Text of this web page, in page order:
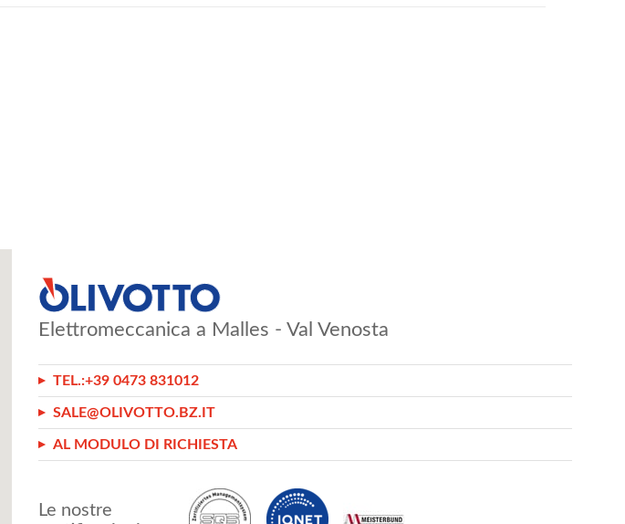
Elettromeccanica a Malles - Val Venosta
TEL.:+39 0473 831012
SALE@OLIVOTTO.BZ.IT
AL MODULO DI RICHIESTA
Le nostre